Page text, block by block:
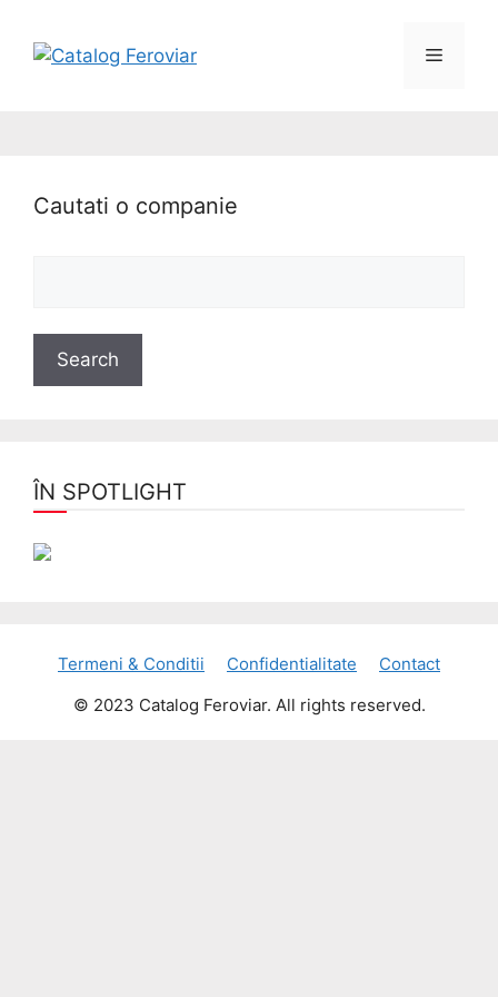
Cautati o companie
ÎN SPOTLIGHT
Termeni & Conditii Confidentialitate
Contact
© 2023 Catalog Feroviar. All rights reserved.